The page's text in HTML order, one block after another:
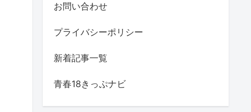
お問い合わせ
プライバシーポリシー
新着記事一覧
青春18きっぷナビ